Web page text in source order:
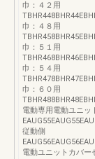
巾：４２用
巾：４８用
巾：５１用
巾：５４用
巾：６０用
電動専用電動ユニッ
従動側
電動ユニットカバー